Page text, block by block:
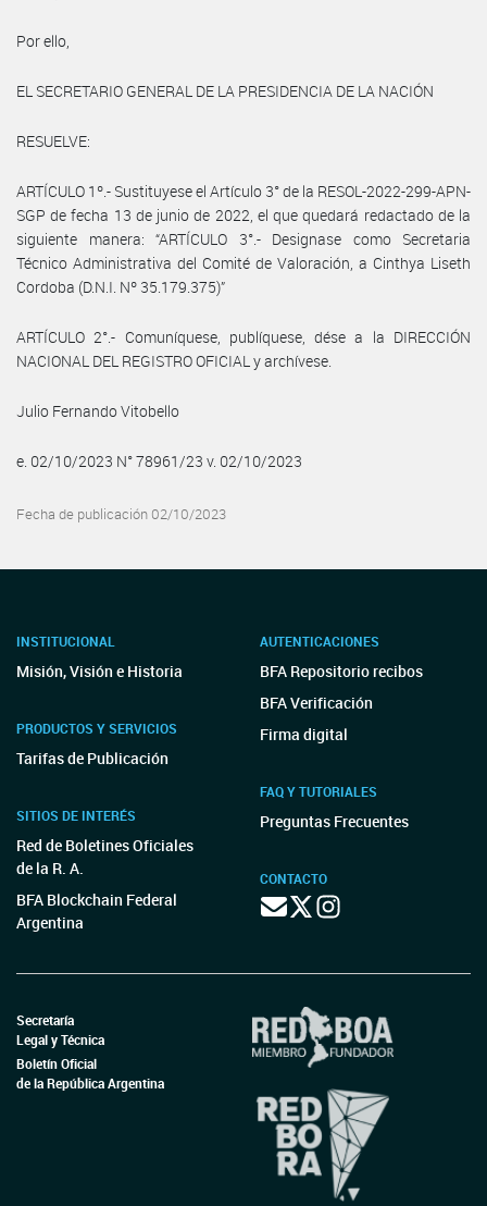
Por ello,
EL SECRETARIO GENERAL DE LA PRESIDENCIA DE LA NACIÓN
RESUELVE:
ARTÍCULO 1º.- Sustituyese el Artículo 3° de la RESOL-2022-299-APN-
SGP de fecha 13 de junio de 2022, el que quedará redactado de la
siguiente manera: “ARTÍCULO 3°.- Designase como Secretaria
Técnico Administrativa del Comité de Valoración, a Cinthya Liseth
Cordoba (D.N.I. Nº 35.179.375)”
ARTÍCULO 2°.- Comuníquese, publíquese, dése a la DIRECCIÓN
NACIONAL DEL REGISTRO OFICIAL y archívese.
Julio Fernando Vitobello
e. 02/10/2023 N° 78961/23 v. 02/10/2023
Fecha de publicación 02/10/2023
INSTITUCIONAL
Misión, Visión e Historia
PRODUCTOS Y SERVICIOS
Tarifas de Publicación
SITIOS DE INTERÉS
Red de Boletines Oficiales
de la R. A.
BFA Blockchain Federal
Argentina
AUTENTICACIONES
BFA Repositorio recibos
BFA Verificación
Firma digital
FAQ Y TUTORIALES
Preguntas Frecuentes
CONTACTO
Secretaría
Legal y Técnica
Boletín Oficial
de la República Argentina